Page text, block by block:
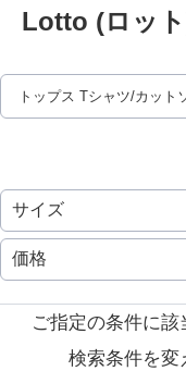
Lotto (ロッ
トップス Tシャツ/カット
サイズ
価格
ご指定の条件に該
検索条件を変